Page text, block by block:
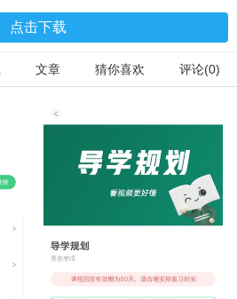
点击下载
文章 猜你喜欢 评论(0)